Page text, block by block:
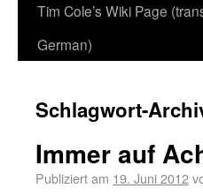
Tim Cole’s Wiki Page
German)
Schlagwort-
Immer auf
Publiziert am 19. Juni 2012